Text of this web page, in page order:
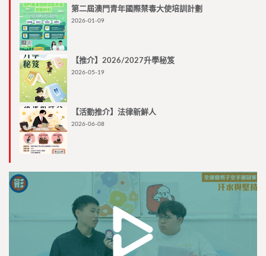
第二屆澳門青年國際禁毒大使培訓計劃
2026-01-09
【推介】2026/2027升學秘笈
2026-05-19
【活動推介】法律新鮮人
2026-06-08